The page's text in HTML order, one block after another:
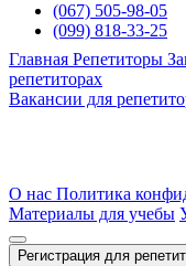
(067) 505-98-05
(099) 818-33-25
Главная Репетиторы
репетиторах
Вакансии для
О нас Политика
Материалы для учебы
Регистрация для